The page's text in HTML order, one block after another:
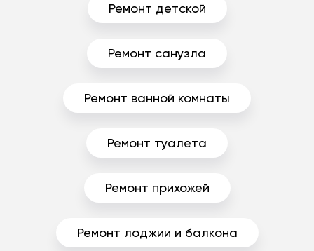
Ремонт детской
Ремонт санузла
Ремонт ванной комнаты
Ремонт туалета
Ремонт прихожей
Ремонт лоджии и балкона